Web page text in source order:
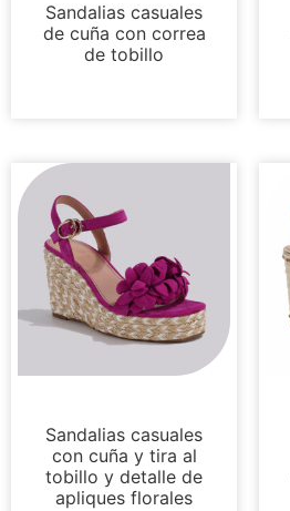
Sandalias casuales
de cuña con correa
de tobillo
Sandalias casuales
con cuña y tira al
tobillo y detalle de
apliques florales